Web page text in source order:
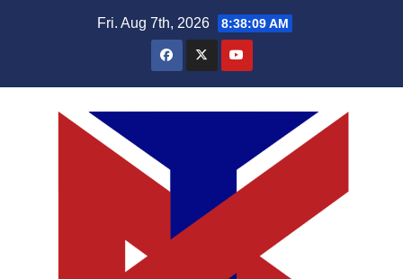
Fri. Aug 7th, 2026 8:38:09 AM